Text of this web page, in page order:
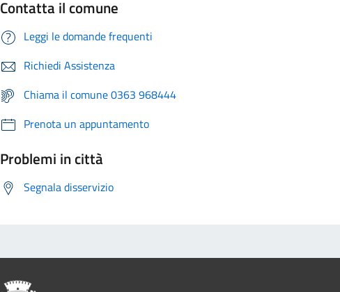
Contatta il comune
Leggi le domande frequenti
Richiedi Assistenza
Chiama il comune 0363 968444
Prenota un appuntamento
Problemi in città
Segnala disservizio